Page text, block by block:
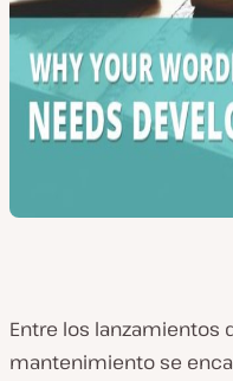
Entre los lanzamientos
mantenimiento se